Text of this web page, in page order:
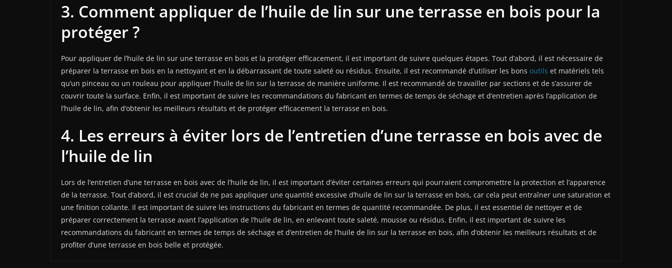
3. Comment appliquer de l’huile de lin sur une terrasse en bois pour la
protéger ?
Pour appliquer de l’huile de lin sur une terrasse en bois et la protéger efficacement, il est important de suivre quelques étapes. Tout d’abord, il est nécessaire de
préparer la terrasse en bois en la nettoyant et en la débarrassant de toute saleté ou résidus. Ensuite, il est recommandé d’utiliser les bons outils et matériels tels
qu’un pinceau ou un rouleau pour appliquer l’huile de lin sur la terrasse de manière uniforme. Il est recommandé de travailler par sections et de s’assurer de
couvrir toute la surface. Enfin, il est important de suivre les recommandations du fabricant en termes de temps de séchage et d’entretien après l’application de
l’huile de lin, afin d’obtenir les meilleurs résultats et de protéger efficacement la terrasse en bois.
4. Les erreurs à éviter lors de l’entretien d’une terrasse en bois avec de
l’huile de lin
Lors de l’entretien d’une terrasse en bois avec de l’huile de lin, il est important d’éviter certaines erreurs qui pourraient compromettre la protection et l’apparence
de la terrasse. Tout d’abord, il est crucial de ne pas appliquer une quantité excessive d’huile de lin sur la terrasse en bois, car cela peut entraîner une saturation et
une finition collante. Il est important de suivre les instructions du fabricant en termes de quantité recommandée. De plus, il est essentiel de nettoyer et de
préparer correctement la terrasse avant l’application de l’huile de lin, en enlevant toute saleté, mousse ou résidus. Enfin, il est important de suivre les
recommandations du fabricant en termes de temps de séchage et d’entretien de l’huile de lin sur la terrasse en bois, afin d’obtenir les meilleurs résultats et de
profiter d’une terrasse en bois belle et protégée.